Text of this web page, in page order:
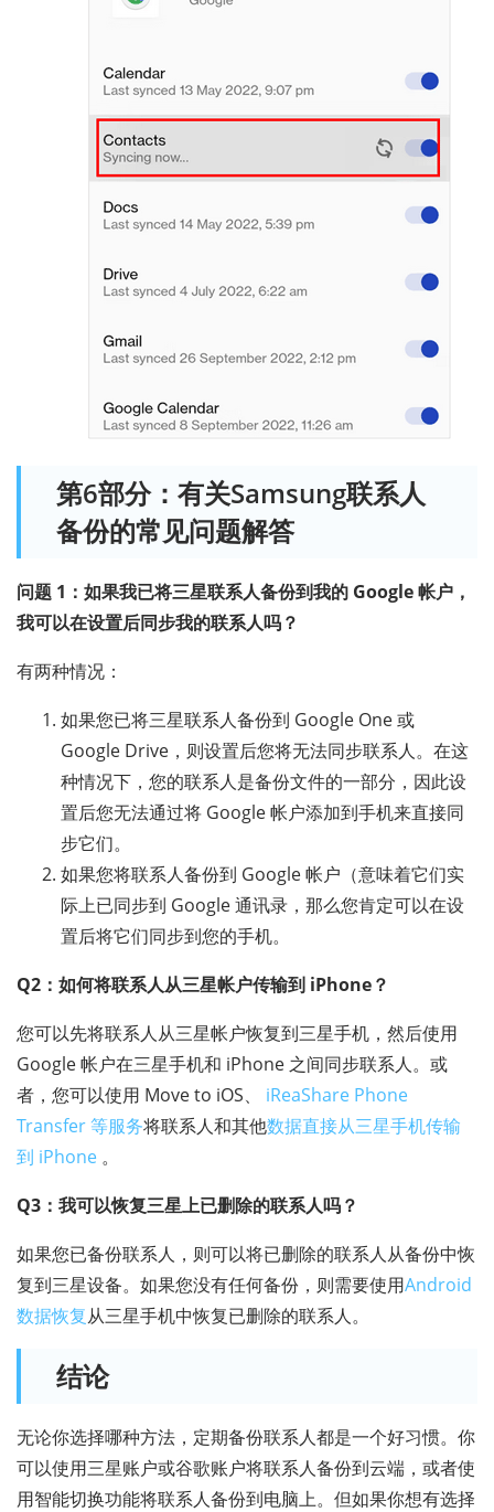
第6部分：有关Samsung联系人
备份的常见问题解答
问题 1：如果我已将三星联系人备份到我的 Google 帐户，
我可以在设置后同步我的联系人吗？
有两种情况：
如果您已将三星联系人备份到 Google One 或
Google Drive，则设置后您将无法同步联系人。在这
种情况下，您的联系人是备份文件的一部分，因此设
置后您无法通过将 Google 帐户添加到手机来直接同
步它们。
如果您将联系人备份到 Google 帐户（意味着它们实
际上已同步到 Google 通讯录，那么您肯定可以在设
置后将它们同步到您的手机。
Q2：如何将联系人从三星帐户传输到 iPhone？
您可以先将联系人从三星帐户恢复到三星手机，然后使用
Google 帐户在三星手机和 iPhone 之间同步联系人。或
者，您可以使用 Move to iOS、 iReaShare Phone
Transfer 等服务将联系人和其他数据直接从三星手机传输
到 iPhone 。
Q3：我可以恢复三星上已删除的联系人吗？
如果您已备份联系人，则可以将已删除的联系人从备份中恢
复到三星设备。如果您没有任何备份，则需要使用Android
数据恢复从三星手机中恢复已删除的联系人。
结论
无论你选择哪种方法，定期备份联系人都是一个好习惯。你
可以使用三星账户或谷歌账户将联系人备份到云端，或者使
用智能切换功能将联系人备份到电脑上。但如果你想有选择